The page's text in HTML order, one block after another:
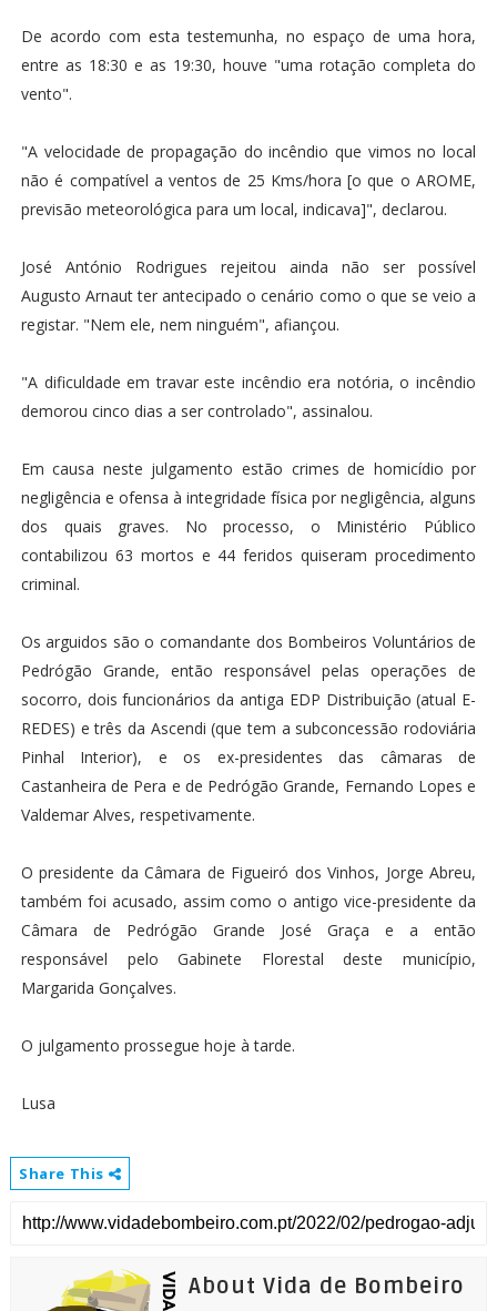
De acordo com esta testemunha, no espaço de uma hora,
entre as 18:30 e as 19:30, houve "uma rotação completa do
vento".
"A velocidade de propagação do incêndio que vimos no local
não é compatível a ventos de 25 Kms/hora [o que o AROME,
previsão meteorológica para um local, indicava]", declarou.
José António Rodrigues rejeitou ainda não ser possível
Augusto Arnaut ter antecipado o cenário como o que se veio a
registar. "Nem ele, nem ninguém", afiançou.
"A dificuldade em travar este incêndio era notória, o incêndio
demorou cinco dias a ser controlado", assinalou.
Em causa neste julgamento estão crimes de homicídio por
negligência e ofensa à integridade física por negligência, alguns
dos quais graves. No processo, o Ministério Público
contabilizou 63 mortos e 44 feridos quiseram procedimento
criminal.
Os arguidos são o comandante dos Bombeiros Voluntários de
Pedrógão Grande, então responsável pelas operações de
socorro, dois funcionários da antiga EDP Distribuição (atual E-
REDES) e três da Ascendi (que tem a subconcessão rodoviária
Pinhal Interior), e os ex-presidentes das câmaras de
Castanheira de Pera e de Pedrógão Grande, Fernando Lopes e
Valdemar Alves, respetivamente.
O presidente da Câmara de Figueiró dos Vinhos, Jorge Abreu,
também foi acusado, assim como o antigo vice-presidente da
Câmara de Pedrógão Grande José Graça e a então
responsável pelo Gabinete Florestal deste município,
Margarida Gonçalves.
O julgamento prossegue hoje à tarde.
Lusa
Share This
About Vida de Bombeiro